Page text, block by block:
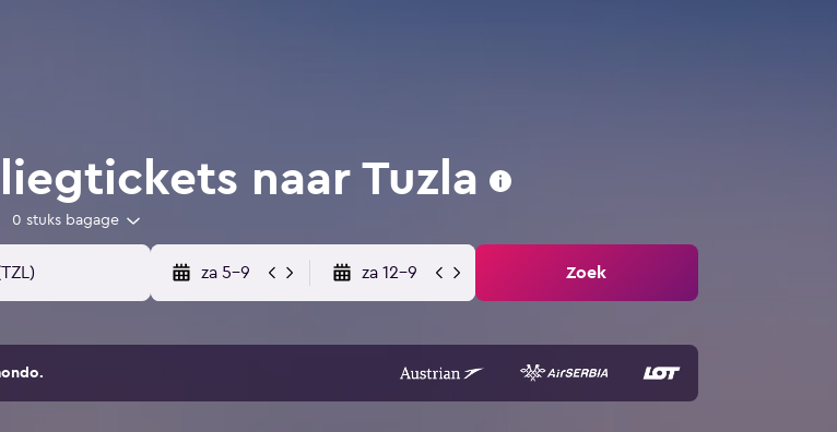
naar Tuzla
0 stuks bagage
za 5-9 za 12-9 Zoek